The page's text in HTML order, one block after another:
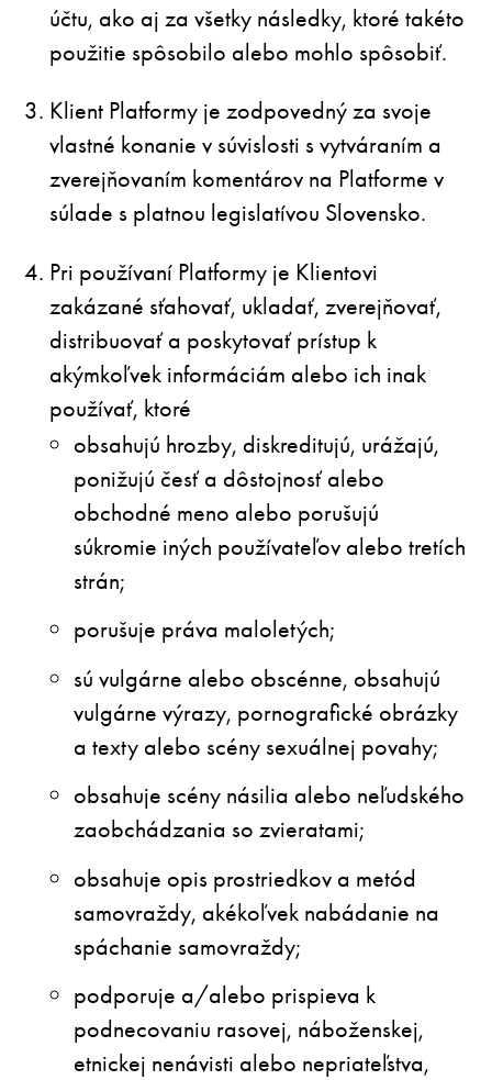
účtu, ako aj za všetky následky, ktoré takéto
použitie spôsobilo alebo mohlo spôsobiť.
Klient Platformy je zodpovedný za svoje
vlastné konanie v súvislosti s vytváraním a
zverejňovaním komentárov na Platforme v
súlade s platnou legislatívou Slovensko.
Pri používaní Platformy je Klientovi
zakázané sťahovať, ukladať, zverejňovať,
distribuovať a poskytovať prístup k
akýmkoľvek informáciám alebo ich inak
používať, ktoré
obsahujú hrozby, diskreditujú, urážajú,
ponižujú česť a dôstojnosť alebo
obchodné meno alebo porušujú
súkromie iných používateľov alebo tretích
strán;
porušuje práva maloletých;
sú vulgárne alebo obscénne, obsahujú
vulgárne výrazy, pornografické obrázky
a texty alebo scény sexuálnej povahy;
obsahuje scény násilia alebo neľudského
zaobchádzania so zvieratami;
obsahuje opis prostriedkov a metód
samovraždy, akékoľvek nabádanie na
spáchanie samovraždy;
podporuje a/alebo prispieva k
podnecovaniu rasovej, náboženskej,
etnickej nenávisti alebo nepriateľstva,